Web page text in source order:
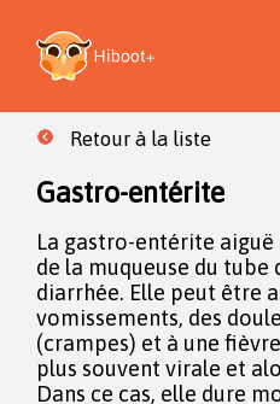
Retour à la liste
Gastro-entérite
La gastro-entérite
de la muqueuse du
diarrhée. Elle peut être
vomissements, des
(crampes) et à une
plus souvent virale et
Dans ce cas, elle dure